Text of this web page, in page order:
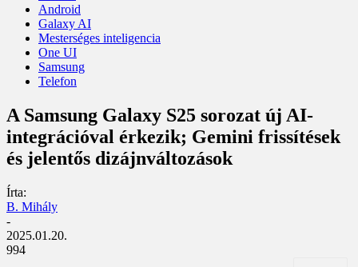
Android
Galaxy AI
Mesterséges inteligencia
One UI
Samsung
Telefon
A Samsung Galaxy S25 sorozat új AI-
integrációval érkezik; Gemini frissítések
és jelentős dizájnváltozások
Írta:
B. Mihály
-
2025.01.20.
994